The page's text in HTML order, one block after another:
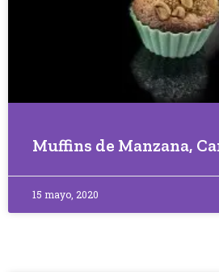
Muffins de Manzana,
15 mayo, 2020